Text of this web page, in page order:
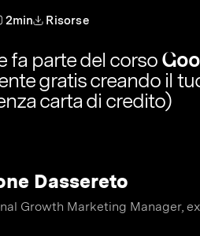
2min Risorse
fa parte del corso
gratis creando il
carta di credito)
Dassereto
Growth Marketing Manager,